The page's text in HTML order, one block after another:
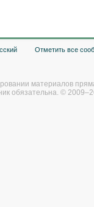
Отметить все
материалов
обязательна. ©